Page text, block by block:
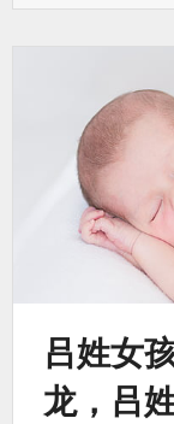
吕姓女
龙，吕